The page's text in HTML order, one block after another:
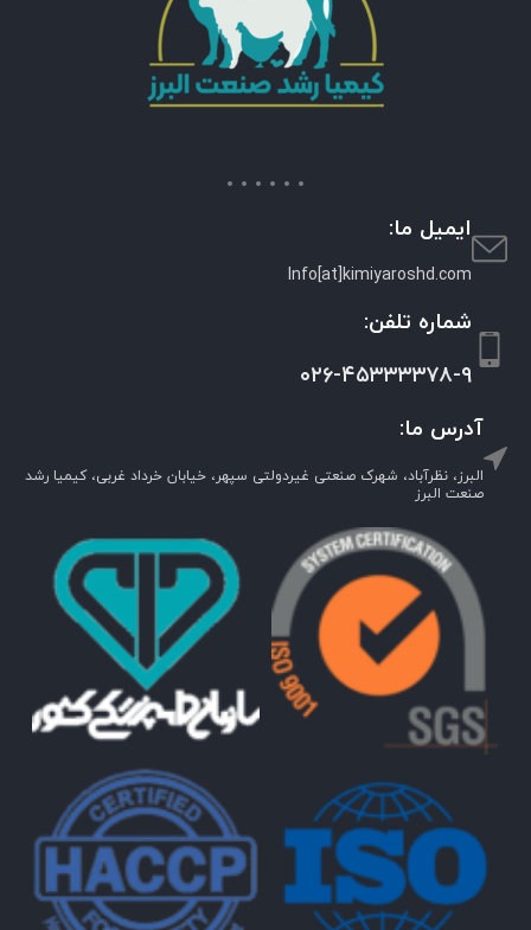
ایمیل ما:
Info[at]kimiyaroshd.com
شماره تلفن:
۰۲۶-۴۵۳۳۳۳۷۸-۹
آدرس ما:
البرز، نظرآباد، شهرک صنعتی غیردولتی سپهر، خیابان خرداد غربی، کیمیا رشد
صنعت البرز